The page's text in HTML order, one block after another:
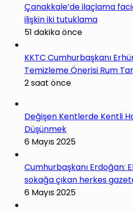
Çanakkale’de ilaçlama
ilişkin iki tutuklama
51 dakika önce
KKTC Cumhurbaşkanı
Temizleme Önerisi Rum
2 saat önce
Değişen Kentlerde Kentli
Düşünmek
6 Mayıs 2025
Cumhurbaşkanı Erdoğan:
sokağa çıkan herkes
6 Mayıs 2025